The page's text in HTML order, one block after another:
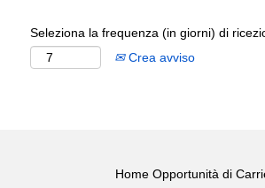
Seleziona la frequenza (in giorni) di
Crea avviso
Home Opportunità di